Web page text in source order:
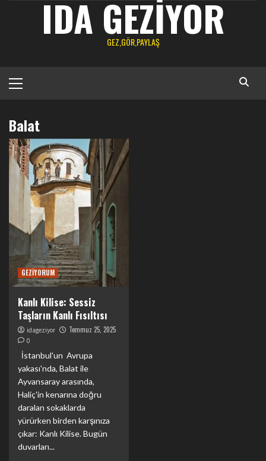
IDA GEZIYOR
GEZ,GÖR,PAYLAŞ
Menu
Balat
GEZİYORUM
Kanlı Kilise: Sessiz
Taşların Kanlı Fısıltısı
idageziyor Temmuz 25, 2025
0
İstanbul'un Avrupa
yakası'nda, Balat ile
Ayvansaray arasında,
Haliç'in kenarına doğru
daralan sokaklarda
yürürken birden karşınıza
çıkar: Kanlı Kilise. Bugün
duvarları...